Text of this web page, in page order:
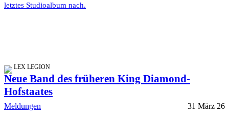
letztes Studioalbum nach.
LEX LEGION
Neue Band des früheren King Diamond-
Hofstaates
Meldungen 31 März 26